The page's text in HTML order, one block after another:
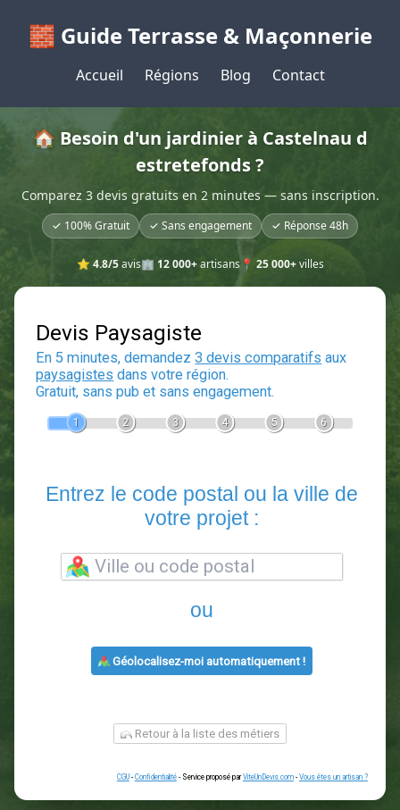
🧱 Guide Terrasse & Maçonnerie
Accueil Régions Blog Contact
🏠 Besoin d'un jardinier à Castelnau d
estretefonds ?
Comparez 3 devis gratuits en 2 minutes — sans inscription.
✓ 100% Gratuit ✓ Sans engagement ✓ Réponse 48h
⭐ 4.8/5avis🏢 12 000+artisans📍 25 000+villes
Devis Paysagiste
En 5 minutes, demandez3 devis comparatifs
2 3
Entrez le code postal ou la
ou